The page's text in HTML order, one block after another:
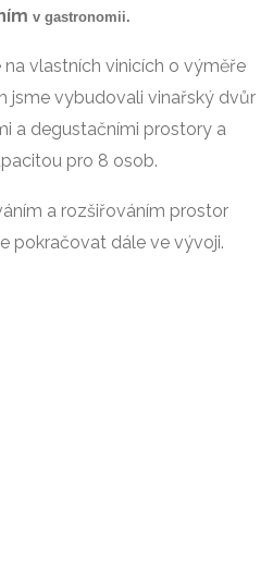
v gastronomii.
vlastních vinicích o výměře
jsme vybudovali vinařský dvůr
a degustačními prostory a
pro 8 osob.
a rozšiřováním prostor
pokračovat dále ve vývoji.